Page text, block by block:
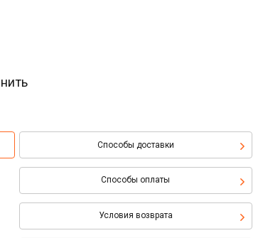
Способы доставки
Способы оплаты
Условия возврата